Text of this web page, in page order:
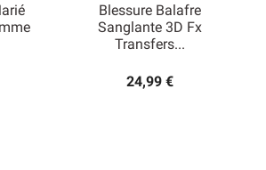
Blessure Balafre
Sanglante 3D Fx
Transfers...
24,99 €